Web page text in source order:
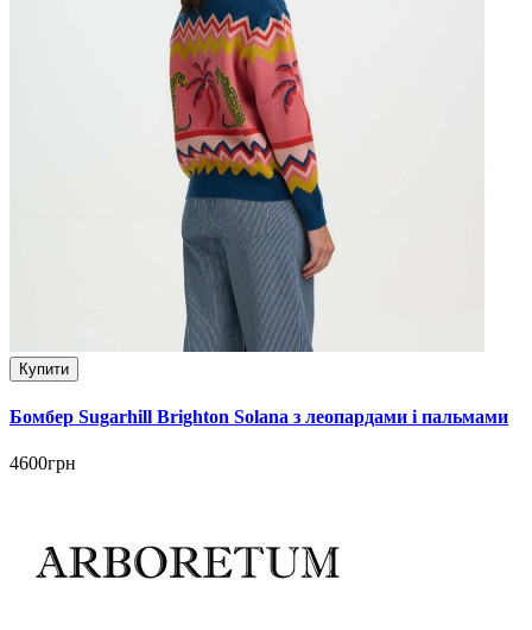
Купити
Бомбер Sugarhill Brighton Solana з леопардами і пальмами
4600грн